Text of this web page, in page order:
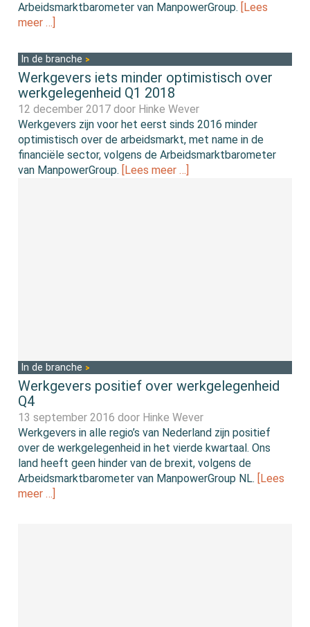
Arbeidsmarktbarometer van ManpowerGroup.
[Lees
meer …]
In de branche
Werkgevers iets minder optimistisch over
werkgelegenheid Q1 2018
12 december 2017 door Hinke Wever
Werkgevers zijn voor het eerst sinds 2016 minder
optimistisch over de arbeidsmarkt, met name in de
financiële sector, volgens de Arbeidsmarktbarometer
van ManpowerGroup.
[Lees meer …]
In de branche
Werkgevers positief over werkgelegenheid
Q4
13 september 2016 door Hinke Wever
Werkgevers in alle regio’s van Nederland zijn positief
over de werkgelegenheid in het vierde kwartaal. Ons
land heeft geen hinder van de brexit, volgens de
Arbeidsmarktbarometer van ManpowerGroup NL. [Lees
meer …]